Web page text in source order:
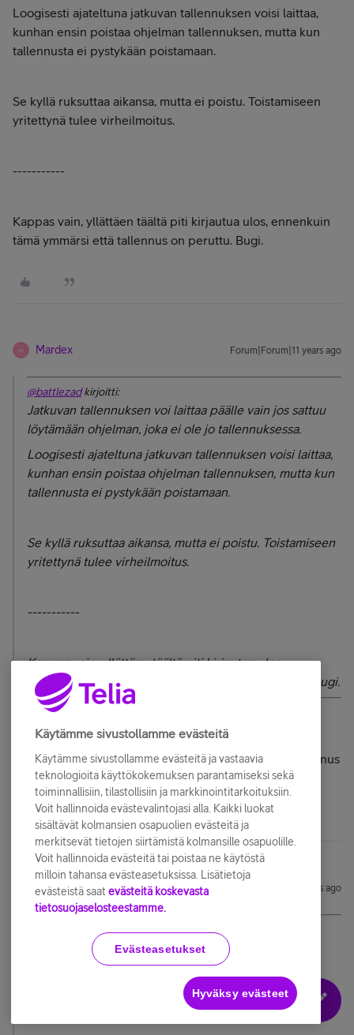
Loogisesti ajateltuna jatkuvan tallennuksen voisi laittaa,
kunhan ensin poistaa ohjelman tallennuksen, mutta kun
tallennusta ei pystykään poistamaan.
Se kyllä ruksuttaa aikansa, mutta ei poistu. Toistamiseen
yritettynä tulee virheilmoitus.
-----------
Kappas vain, yllättäen täältä piti kirjautua ulos, ennenkuin
tämä ymmärsi että tallennus on peruttu. Bugi.
M Mardex Forum|Forum|11 years ago
@battlezadkirjoitti:
Jatkuvan tallennuksen voi laittaa päälle vain jos sattuu
löytämään ohjelman, joka ei ole jo tallennuksessa.
Loogisesti ajateltuna jatkuvan tallennuksen voisi laittaa,
kunhan ensin poistaa ohjelman tallennuksen, mutta kun
tallennusta ei pystykään poistamaan.
Se kyllä ruksuttaa aikansa, mutta ei poistu. Toistamiseen
yritettynä tulee virheilmoitus.
-----------
Kappas vain, yllättäen täältä piti kirjautua ulos,
ennenkuin tämä ymmärsi että tallennus on peruttu. Bugi.
Olet ihan oikeassa siinä, että ei tämä toimi vielä kuten
pitäisi. Mutta edes oikkuilevasti toimivana jatkuva tallennus
on aivan ehdoton ominaisuus.
Mardex Forum|Forum|11 years ago
kirjoitti:
Jatkuva tallennus
Voit myös asettaa lempiohjelmasi jatkuvaan
tallennukseen, jolloin sinun ei tarvitse huolehtia
Käytämme sivustollamme evästeitä
Käytämme sivustollamme evästeitä ja vastaavia
teknologioita käyttökokemuksen parantamiseksi sekä
toiminnallisiin, tilastollisiin ja markkinointitarkoituksiin.
Voit hallinnoida evästevalintojasi alla. Kaikki luokat
sisältävät kolmansien osapuolien evästeitä ja
merkitsevät tietojen siirtämistä kolmansille osapuolille.
Voit hallinnoida evästeitä tai poistaa ne käytöstä
milloin tahansa evästeasetuksissa. Lisätietoja
evästeistä saat evästeitä koskevasta
tietosuojaselosteestamme.
Evästeasetukset
Hyväksy evästeet